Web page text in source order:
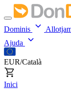
Dominis
Ajuda
EUR/Català
Inici